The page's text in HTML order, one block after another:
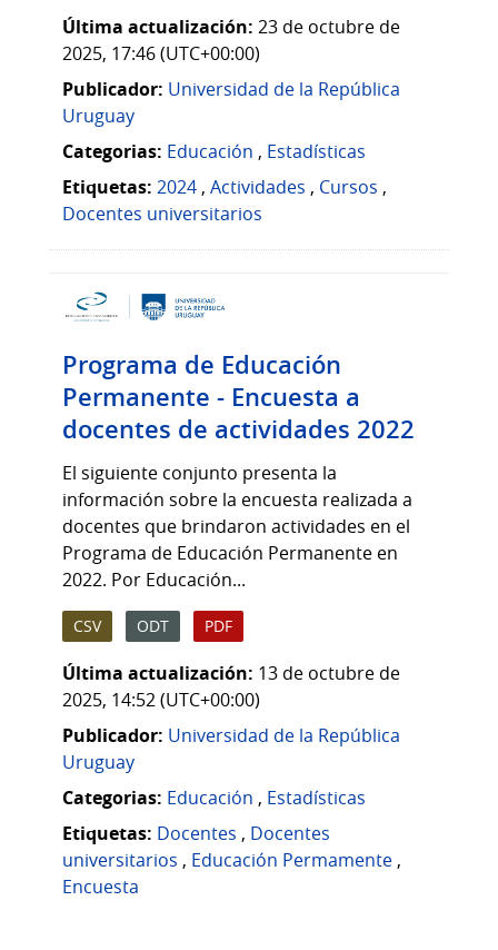
Última actualización: 23 de octubre de
2025, 17:46 (UTC+00:00)
Publicador: Universidad de la República
Uruguay
Categorias: Educación , Estadísticas
Etiquetas: 2024 , Actividades , Cursos ,
Docentes universitarios
Programa de Educación
Permanente - Encuesta a
docentes de actividades 2022
El siguiente conjunto presenta la
información sobre la encuesta realizada a
docentes que brindaron actividades en el
Programa de Educación Permanente en
2022. Por Educación...
CSV ODT PDF
Última actualización: 13 de octubre de
2025, 14:52 (UTC+00:00)
Publicador: Universidad de la República
Uruguay
Categorias: Educación , Estadísticas
Etiquetas: Docentes , Docentes
universitarios , Educación Permamente ,
Encuesta